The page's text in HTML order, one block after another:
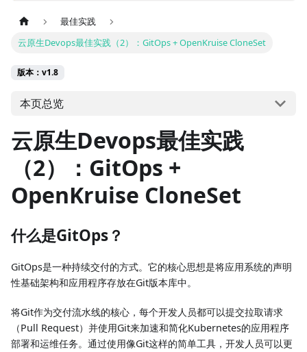
最佳实践
云原生Devops最佳实践（2）：GitOps + OpenKruise CloneSet
版本：v1.8
本页总览
云原生Devops最佳实践
（2）：GitOps +
OpenKruise CloneSet
什么是GitOps？
GitOps是一种持续交付的方式。它的核心思想是将应用系统的声明
性基础架构和应用程序存放在Git版本库中。
将Git作为交付流水线的核心，每个开发人员都可以提交拉取请求
（Pull Request）并使用Git来加速和简化Kubernetes的应用程序
部署和运维任务。通过使用像Git这样的简单工具，开发人员可以更